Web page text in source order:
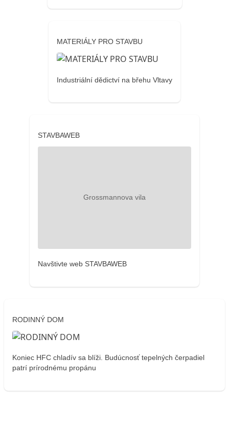
MATERIÁLY PRO STAVBU
Industriální dědictví na břehu Vltavy
STAVBAWEB
Navštivte web STAVBAWEB
RODINNÝ DOM
Koniec HFC chladív sa blíži. Budúcnosť tepelných čerpadiel
patrí prírodnému propánu